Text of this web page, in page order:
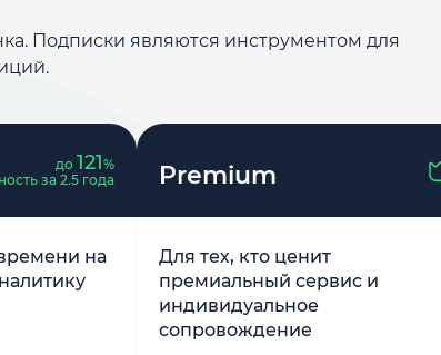
Подписки являются инструментом для
до 121%
за 2.5 года
на
Premium
Для тех, кто ценит
премиальный сервис и
индивидуальное
сопровождение